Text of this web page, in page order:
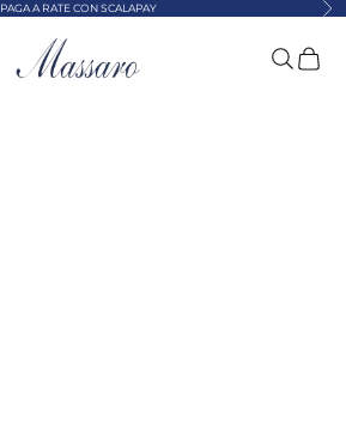
PAGA A RATE CON SCALAPAY
MASSARO ABBIGLIAMENTO Cerca